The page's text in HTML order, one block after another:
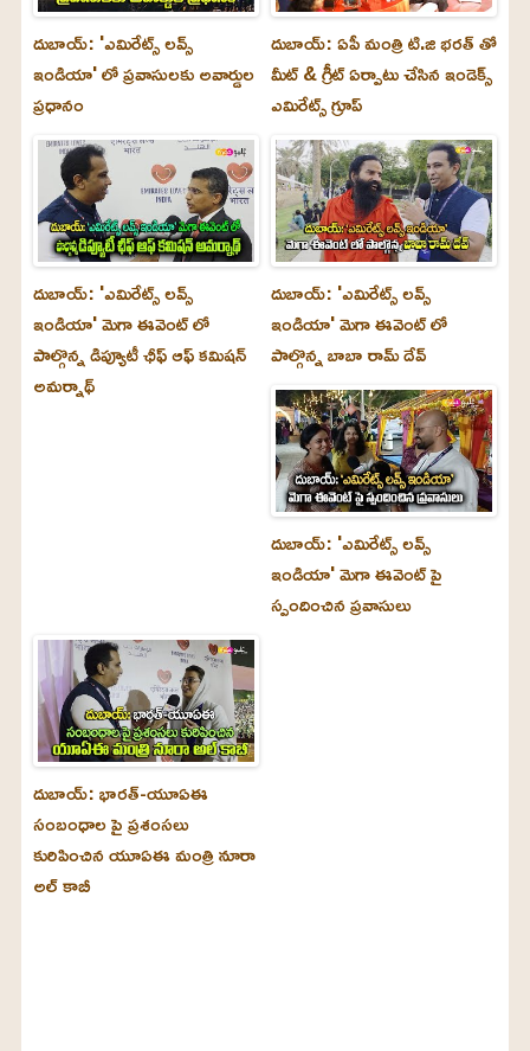
దుబాయ్: 'ఎమిరేట్స్ లవ్స్
ఇండియా' లో ప్రవాసులకు అవార్డుల
ప్రధానం
దుబాయ్: ఏపీ మంత్రి టి.జి భరత్ తో
మీట్ & గ్రీట్ ఏర్పాటు చేసిన ఇండెక్స్
ఎమిరేట్స్ గ్రూప్
దుబాయ్‌: 'ఎమిరేట్స్ లవ్స్
ఇండియా' మెగా ఈవెంట్ లో
పాల్గొన్న డిప్యూటీ ఛీఫ్ ఆఫ్ కమిషన్
అమర్నాథ్
దుబాయ్‌: 'ఎమిరేట్స్ లవ్స్
ఇండియా' మెగా ఈవెంట్ లో
పాల్గొన్న బాబా రామ్ దేవ్
దుబాయ్‌: 'ఎమిరేట్స్ లవ్స్
ఇండియా' మెగా ఈవెంట్ పై
స్పందించిన ప్రవాసులు
దుబాయ్‌: భారత్-యూఏఈ
సంబంధాల పై ప్రశంసలు
కురిపించిన యూఏఈ మంత్రి నూరా
అల్‌ కాబీ